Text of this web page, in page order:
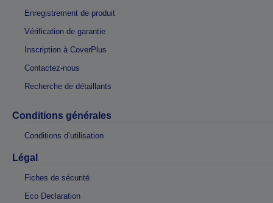
Enregistrement de produit
Vérification de garantie
Inscription à CoverPlus
Contactez-nous
Recherche de détaillants
Conditions générales
Conditions d’utilisation
Légal
Fiches de sécurité
Eco Declaration